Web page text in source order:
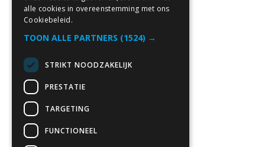
alle cookies in overeenstemming met ons
Cookiebeleid.
TOON ALLE PARTNERS (1524) →
STRIKT NOODZAKELIJK
PRESTATIE
TARGETING
FUNCTIONEEL